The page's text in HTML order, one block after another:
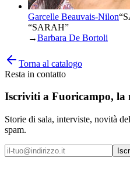
Garcelle Beauvais-Nilon“
“SARAH”
→Barbara De Bortoli
Torna al catalogo
Resta in contatto
Iscriviti a Fuoricampo, la
Storie di sala, interviste, novità
spam.